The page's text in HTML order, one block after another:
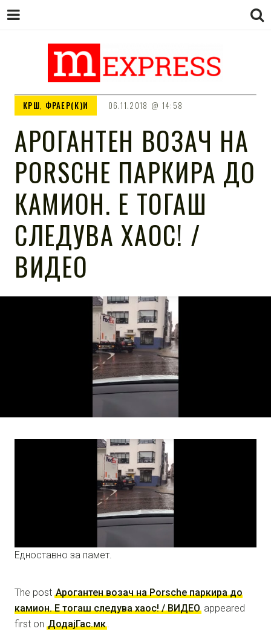
M EXPRESS
КРШ, ФРАЕР(К)И 06.11.2018 14:58
АРОГАНТЕН ВОЗАЧ НА
PORSCHE ПАРКИРА ДО
КАМИОН. Е ТОГАШ
СЛЕДУВА ХАОС! /
ВИДЕО
Едноставно за памет.
The post Арогантен возач на Porsche паркира до
камион. Е тогаш следува хаос! / ВИДЕО appeared
first on ДодајГас.мк